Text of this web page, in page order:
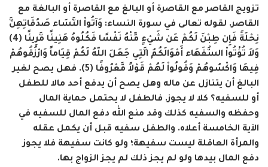
تزويج القاصر مع القاصرة أو البالغ مع القاصرة أو البالغة مع
القاصر. لقوله تعالى في سورة النساء: وَآتُواْ النَّسَاء صَدُقَاتِهِنَّ
نِحْلَةً فَإِن طِبْنَ لَكُمْ عَن شَيْءٍ مِّنْهُ نَفْسًا فَكُلُوهُ هَنِيئًا مَّرِيئًا (4)
وَلاَ تُؤْتُواْ السُّفَهَاء أَمْوَالَكُمُ الَّتِي جَعَلَ اللّهُ لَكُمْ قِيَاماً وَارْزُقُوهُمْ
فِيهَا وَاكْسُوهُمْ وَقُولُواْ لَهُمْ قَوْلاً مَّعْرُوفًا (5)
. فهل يصح لغير
البالغ أن يتنازل عن ماله وهل يصح أن يدفع أحد مالا للطفل
أو للسفيه؟ كلا لا يجوز. فالطفل لا يحتمل حماية المال
وحفظه والسفيه كذلك وقد منع الله دفع المال للسفيه في
الآية الخامسة أعلاه. والطفل سفيه قبل أن يكمل عقله
والمرأة العاقلة ليست سفيهة؛ ولو كانت سفيهة فلا يجوز
دفع المال بيدها ولو لم يجز ذلك لم يجز الزواج بها.